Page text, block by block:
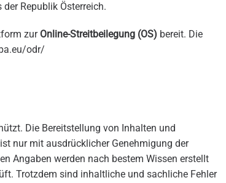
Republik Österreich.
zur Online-Streitbeilegung (OS) bereit. Die
odr/
Die Bereitstellung von Inhalten und
nur mit ausdrücklicher Genehmigung der
Angaben werden nach bestem Wissen erstellt
Trotzdem sind inhaltliche und sachliche Fehler